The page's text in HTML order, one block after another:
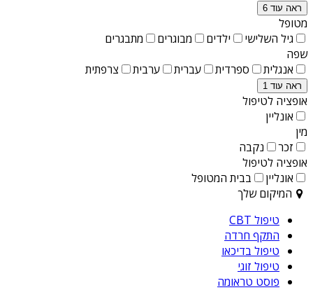
ראה עוד 6
מטופל
גיל השלישי
ילדים מבוגרים
מתבגרים
שפה
אנגלית
ספרדית עברית ערבית צרפתית
ראה עוד 1
אופציה לטיפול
אונליין
מין
זכר
נקבה
אופציה לטיפול
אונליין
בבית המטופל
המיקום שלך
טיפול CBT
התקף חרדה
טיפול בדיכאו
טיפול זוגי
פוסט טראומה